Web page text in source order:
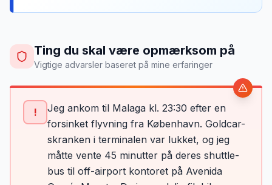
Ting du skal være opmærksom på
Vigtige advarsler baseret på mine erfaringer
!
Jeg ankom til Malaga kl. 23:30 efter en
forsinket flyvning fra København. Goldcar-
skranken i terminalen var lukket, og jeg
måtte vente 45 minutter på deres shuttle-
bus til off-airport kontoret på Avenida